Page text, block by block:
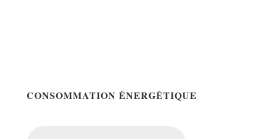
CONSOMMATION ÉNERGÉTIQUE